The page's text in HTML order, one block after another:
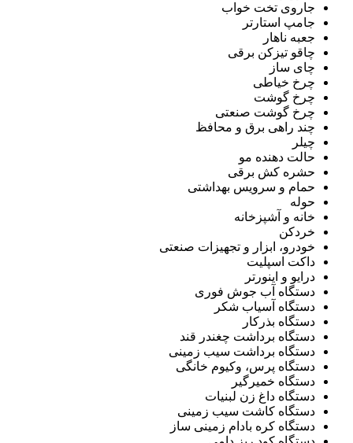
جاروی تخت خواب
جامپ استارتر
جعبه ناهار
چاقو تیزکن برقی
چای ساز
چرخ خیاطی
چرخ گوشت
چرخ گوشت صنعتی
چند راهی برق و محافظ
چیلر
حالت دهنده مو
حشره کش برقی
حمام و سرویس بهداشتی
حوله
خانه و آشپزخانه
خردکن
خودرو، ابزار و تجهیزات صنعتی
داکت اسپلیت
درایو و اینورتر
دستگاه آب جوش فوری
دستگاه آسیاب شکر
دستگاه بذرکار
دستگاه برداشت چغندر قند
دستگاه برداشت سیب زمینی
دستگاه پرس، وکیوم خانگی
دستگاه خمیرگیر
دستگاه داغ زن لبنیات
دستگاه کاشت سیب زمینی
دستگاه کره بادام زمینی ساز